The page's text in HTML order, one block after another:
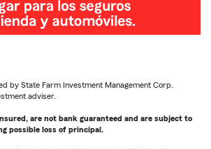
by State Farm Investment Management Corp.
adviser.
are not bank guaranteed and are subject to
possible loss of principal.